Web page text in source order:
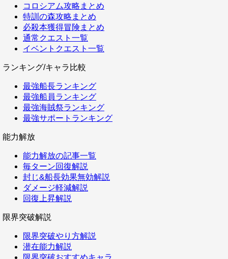
コロシアム攻略まとめ
特訓の森攻略まとめ
必殺本獲得冒険まとめ
通常クエスト一覧
イベントクエスト一覧
ランキング/キャラ比較
最強船長ランキング
最強船員ランキング
最強海賊祭ランキング
最強サポートランキング
能力解放
能力解放の記事一覧
毎ターン回復解説
封じ&船長効果無効解説
ダメージ軽減解説
回復上昇解説
限界突破解説
限界突破やり方解説
潜在能力解説
限界突破おすすめキャラ